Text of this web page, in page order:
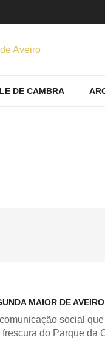
DE CAMBRA
MAIOR DE AVEIRO
social
do Parque da